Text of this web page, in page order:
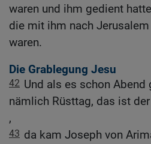
waren und ihm gedient
die mit ihm nach
waren.
Die Grablegung Jesu
42 Und als es schon
nämlich Rüsttag, das ist
,
43 da kam Joseph von